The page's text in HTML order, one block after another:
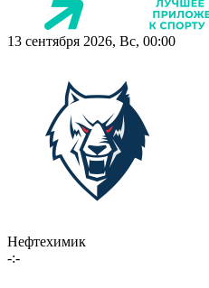
13 сентября 2026, Вс, 00:00
Нефтехимик
-:-